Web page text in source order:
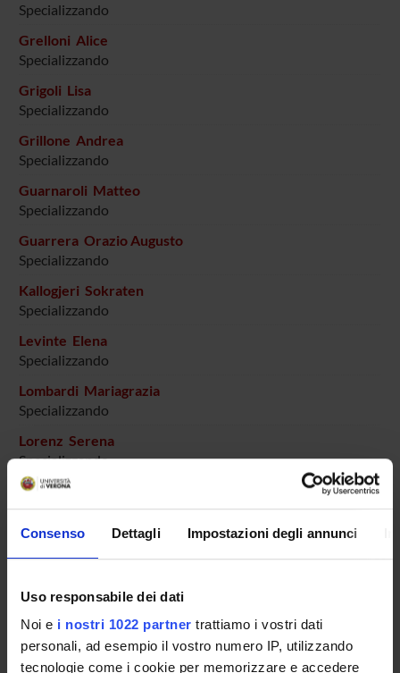
Consenso Dettagli Impostazioni degli annunci
Uso responsabile dei dati
Noi e i nostri 1022 partner trattiamo i vostri dati
personali, ad esempio il vostro numero IP, utilizzando
tecnologie come i cookie per memorizzare e accedere
Specializzando
Grelloni Alice
Specializzando
Grigoli Lisa
Specializzando
Grillone Andrea
Specializzando
Guarnaroli Matteo
Specializzando
Guarrera Orazio Augusto
Specializzando
Kallogjeri Sokraten
Specializzando
Levinte Elena
Specializzando
Lombardi Mariagrazia
Specializzando
Lorenz Serena
Specializzando
Marchiotto Carolina
Specializzando
Marini Giulia
Specializzando